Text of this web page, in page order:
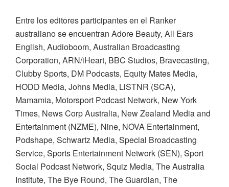
Entre los editores participantes en el Ranker
australiano se encuentran Adore Beauty, All Ears
English, Audioboom, Australian Broadcasting
Corporation, ARN/iHeart, BBC Studios, Bravecasting,
Clubby Sports, DM Podcasts, Equity Mates Media,
HODD Media, Johns Media, LiSTNR (SCA),
Mamamia, Motorsport Podcast Network, New York
Times, News Corp Australia, New Zealand Media and
Entertainment (NZME), Nine, NOVA Entertainment,
Podshape, Schwartz Media, Special Broadcasting
Service, Sports Entertainment Network (SEN), Sport
Social Podcast Network, Squiz Media, The Australia
Institute, The Bye Round, The Guardian, The